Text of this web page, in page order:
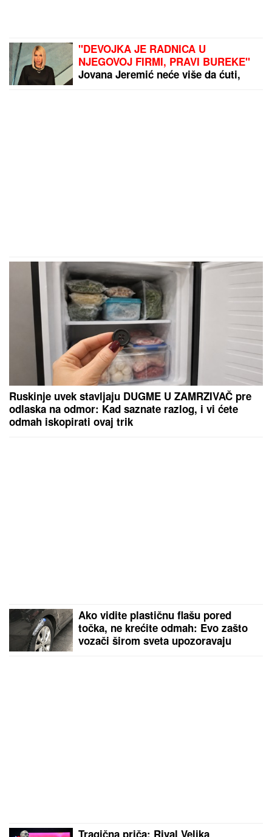
"DEVOJKA JE RADNICA U
NJEGOVOJ FIRMI, PRAVI BUREKE"
Jovana Jeremić neće više da ćuti,
Ruskinje uvek stavljaju DUGME U ZAMRZIVAČ pre
odlaska na odmor: Kad saznate razlog, i vi ćete
odmah iskopirati ovaj trik
Ako vidite plastičnu flašu pored
točka, ne krećite odmah: Evo zašto
vozači širom sveta upozoravaju
Tragična priča: Rival Veljka